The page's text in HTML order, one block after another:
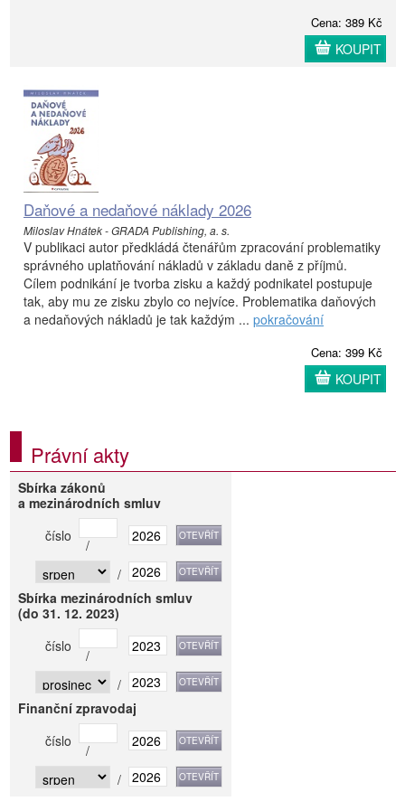
Cena: 389 Kč
KOUPIT
Daňové a nedaňové náklady 2026
Miloslav Hnátek - GRADA Publishing, a. s.
V publikaci autor předkládá čtenářům zpracování problematiky
správného uplatňování nákladů v základu daně z příjmů.
Cílem podnikání je tvorba zisku a každý podnikatel postupuje
tak, aby mu ze zisku zbylo co nejvíce. Problematika daňových
a nedaňových nákladů je tak každým ... pokračování
Cena: 399 Kč
KOUPIT
Právní akty
Sbírka zákonů
a mezinárodních smluv
číslo
/
/
Sbírka mezinárodních smluv
(do 31. 12. 2023)
číslo
/
/
Finanční zpravodaj
číslo
/
/